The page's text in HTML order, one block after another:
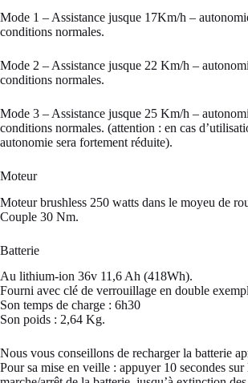
Mode 1 – Assistance jusque 17Km/h –
conditions normales.
Mode 2 – Assistance jusque 22 Km/h –
conditions normales.
Mode 3 – Assistance jusque 25 Km/h –
conditions normales. (attention : en cas
autonomie sera fortement réduite).
Moteur
Moteur brushless 250 watts dans le moyeu de
Couple 30 Nm.
Batterie
Au lithium-ion 36v 11,6 Ah (418Wh).
Fourni avec clé de verrouillage en double
Son temps de charge : 6h30
Son poids : 2,64 Kg.
Nous vous conseillons de recharger la batterie
Pour sa mise en veille : appuyer 10 secondes